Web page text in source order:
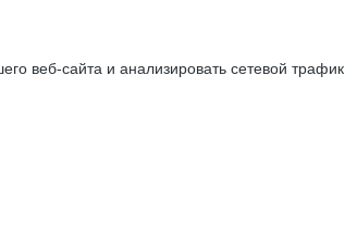
веб-сайта и анализировать сетевой трафик.